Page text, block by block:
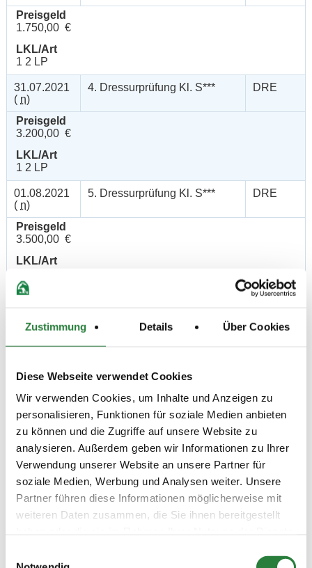
Zustimmung Details Über Cookies
Diese Webseite verwendet Cookies
Wir verwenden Cookies, um Inhalte und Anzeigen zu
personalisieren, Funktionen für soziale Medien anbieten
zu können und die Zugriffe auf unsere Website zu
analysieren. Außerdem geben wir Informationen zu Ihrer
Verwendung unserer Website an unsere Partner für
soziale Medien, Werbung und Analysen weiter. Unsere
Partner führen diese Informationen möglicherweise mit
weiteren Daten zusammen, die Sie ihnen bereitgestellt
Preisgeld
1.750,00 €
LKL/Art
1 2 LP
31.07.2021
( n)
4. Dressurprüfung Kl. S*** DRE
Preisgeld
3.200,00 €
LKL/Art
1 2 LP
01.08.2021
( n)
5. Dressurprüfung Kl. S*** DRE
Preisgeld
3.500,00 €
LKL/Art
30.07.2021
(n)
DRE
Preisgeld
1.500,00 €
1 2 LP
31.07.2021
(n)
7. Dressurprüfung Kl.S**** DRE
Preisgeld
5.000,00 €
LKL/Art
1 2 LP
01.08.2021
(v )
8. Dressurprüfung KI.S**** DRE